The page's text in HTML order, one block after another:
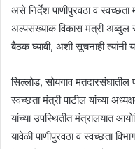
असे निर्देश पाणीपुरवठा व
अल्पसंख्याक विकास मंत्री अब्दुल
बैठक घ्यावी, अशी सूचनाही त्यांनी
सिल्लोड, सोयगाव मतदारसंघातील
स्वच्छता मंत्री पाटील यांच्या
यांच्या उपस्थितीत मंत्रालयात
यावेळी पाणीपुरवठा व स्वच्छता